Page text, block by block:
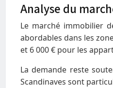
Analyse du
Le marché immobilier
abordables dans les
et 6 000 € pour les
La demande reste
Scandinaves sont